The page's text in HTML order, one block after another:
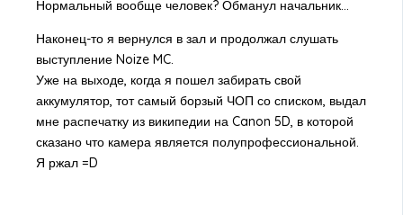
Нормальный вообще человек? Обманул начальник...
Наконец-то я вернулся в зал и продолжал слушать
выступление Noize MC.
Уже на выходе, когда я пошел забирать свой
аккумулятор, тот самый борзый ЧОП со списком, выдал
мне распечатку из википедии на Canon 5D, в которой
сказано что камера является полупрофессиональной.
Я ржал =D